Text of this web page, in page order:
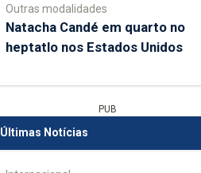
Outras modalidades
Natacha Candé em quarto no
heptatlo nos Estados Unidos
PUB
Últimas Notícias